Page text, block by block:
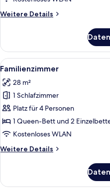
Weitere Details
Weitere
Doppelzimmer
Alle
Fotos
für
Familienzimmer
anzeigen
32
Familienzimmer
28 m²
1 Schlafzimmer
Platz für 4 Personen
1 Queen-Bett und 2
Kostenloses WLAN
Weitere Details
Weitere